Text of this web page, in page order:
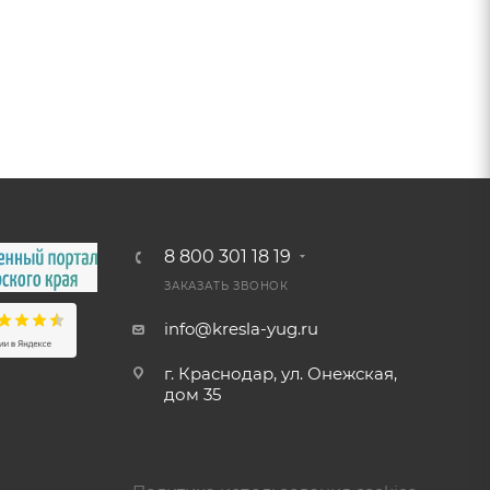
8 800 301 18 19
ЗАКАЗАТЬ ЗВОНОК
info@kresla-yug.ru
г. Краснодар, ул. Онежская,
дом 35